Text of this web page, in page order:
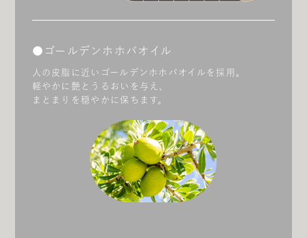
ゴールデンホホバオイル
人の皮脂に近いゴールデンホホバオイルを採用。
軽やかに艶とうるおいを与え、
まとまりを穏やかに保ちます。